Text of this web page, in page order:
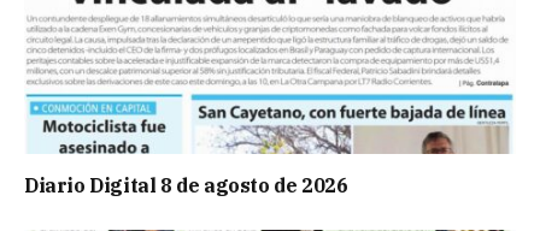
Diario Digital 8 de agosto de 2026